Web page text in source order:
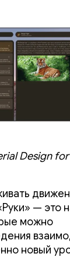
Design for
— это
можно
новый